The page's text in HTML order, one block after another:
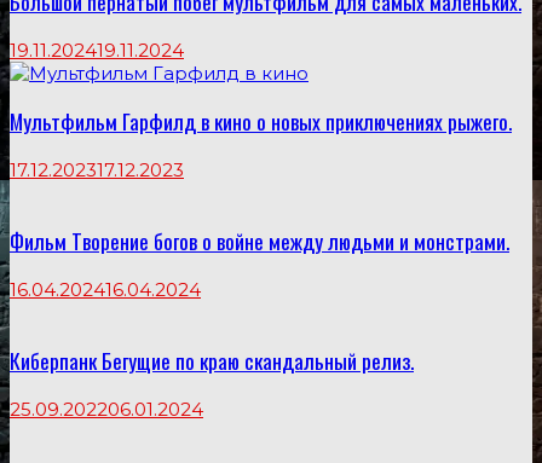
19.11.202419.11.2024
Мультфильм Гарфилд в кино о новых приключениях рыжего.
17.12.202317.12.2023
Фильм Творение богов о войне между людьми и монстрами.
16.04.202416.04.2024
Киберпанк Бегущие по краю скандальный релиз.
25.09.202206.01.2024